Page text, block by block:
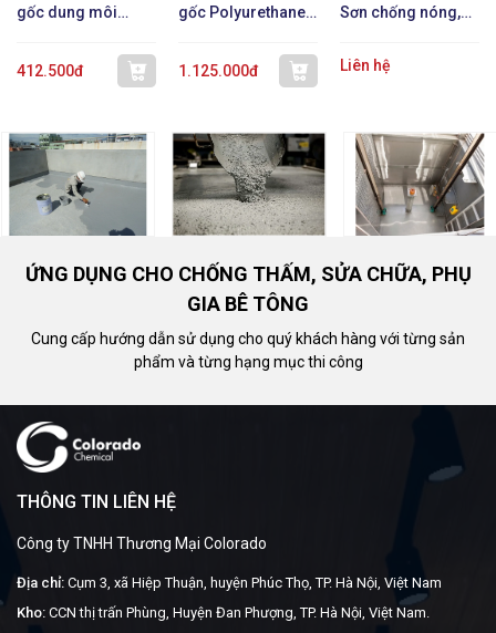
gốc dung môi
412.500đ
gốc Polyurethane 1
1.125.000đ
Sơn chống nóng,
xạ nhiệt
Liên hệ
ỨNG DỤNG CHO CHỐNG THẤM, SỬA CHỮA, PHỤ
GIA BÊ TÔNG
Cung cấp hướng dẫn sử dụng cho quý khách hàng với từng sản
phẩm và từng hạng mục thi công
THÔNG TIN LIÊN HỆ
Công ty TNHH Thương Mại Colorado
Địa chỉ: Cụm 3, xã Hiệp Thuận, huyện Phúc Thọ, TP. Hà Nội, Việt Nam
Kho: CCN thị trấn Phùng, Huyện Đan Phượng, TP. Hà Nội, Việt Nam.